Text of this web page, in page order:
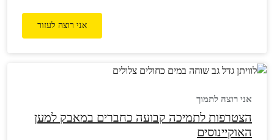
אני רוצה לעזור
אני רוצה לתמוך
הצטרפות לתמיכה קבועה כחברים במאבק למען
האוקיינוסים